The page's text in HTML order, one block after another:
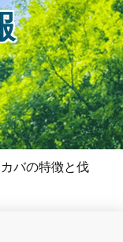
バの特徴と伐